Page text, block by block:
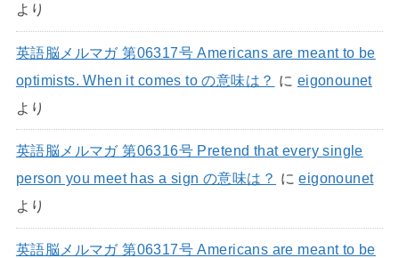
より
英語脳メルマガ 第06317号 Americans are meant to be
optimists. When it comes to の意味は？ に eigonounet
より
英語脳メルマガ 第06316号 Pretend that every single
person you meet has a sign の意味は？ にeigonounet
より
英語脳メルマガ 第06317号 Americans are meant to be